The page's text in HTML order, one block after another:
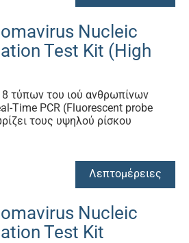
Nucleic
Test Kit (High
τύπων του ιού ανθρωπίνων
Time PCR (Fluorescent probe
τους υψηλού ρίσκου
Λεπτομέρειες
Nucleic
Test Kit